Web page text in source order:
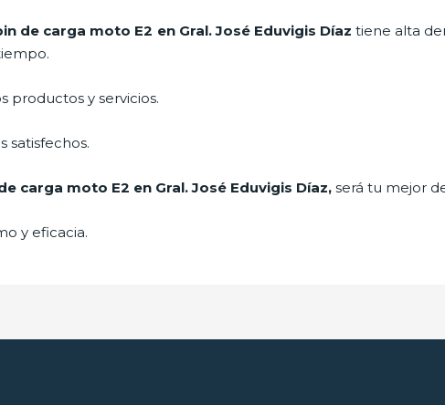
de carga moto E2 en Gral. José Eduvigis Díaz tiene alta
productos y servicios.
satisfechos.
carga moto E2 en Gral. José Eduvigis Díaz, será tu mejor
y eficacia.